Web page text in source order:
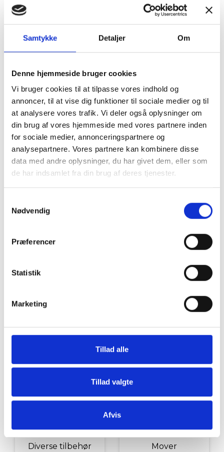
Samtykke Detaljer Om
Denne hjemmeside bruger cookies
Vi bruger cookies til at tilpasse vores indhold og
annoncer, til at vise dig funktioner til sociale medier og til
at analysere vores trafik. Vi deler også oplysninger om
din brug af vores hjemmeside med vores partnere inden
for sociale medier, annonceringspartnere og
analysepartnere. Vores partnere kan kombinere disse
data med andre oplysninger, du har givet dem, eller som
de har indsamlet fra din brug af deres tjenester.
Nødvendig
Præferencer
Statistik
Marketing
Tillad alle
Tillad valgte
Afvis
Autocamper udstyr
Møbler Omnia
Udvendigt Udstyr Camp System
Diverse tilbehør Mover